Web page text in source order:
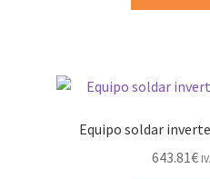
Equipo soldar
643.81€